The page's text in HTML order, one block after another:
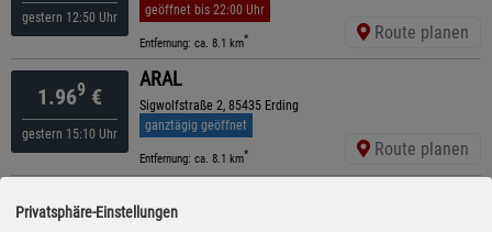
gestern 12:50 Uhr
geöffnet bis 22:00 Uhr
Entfernung: ca. 8.1 km* Route planen
1.969 €
gestern 15:10 Uhr
ARAL
Sigwolfstraße 2, 85435 Erding
ganztägig geöffnet
Entfernung: ca. 8.1 km* Route planen
1.979€
Rennweg 41, 85435 Erding
Privatsphäre-Einstellungen